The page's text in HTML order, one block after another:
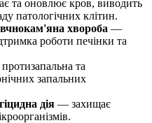
та оновлює кров, виводить
патологічних клітин.
хвороба —
роботи печінки та
та
запальних
дія — захищає